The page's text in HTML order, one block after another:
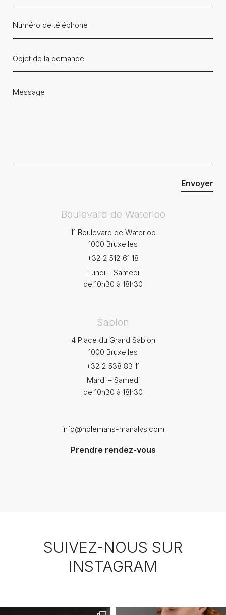
Boulevard de Waterloo
11 Boulevard de Waterloo
1000 Bruxelles
+32 2 512 61 18
Lundi – Samedi
de 10h30 à 18h30
Sablon
4 Place du Grand Sablon
1000 Bruxelles
+32 2 538 83 11
Mardi – Samedi
de 10h30 à 18h30
info@holemans-manalys.com
Prendre rendez-vous
SUIVEZ-NOUS SUR
INSTAGRAM